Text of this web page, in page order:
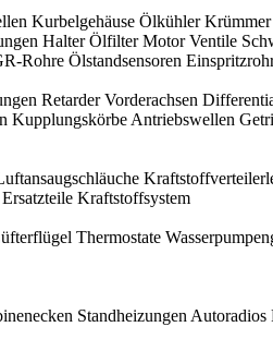
Kurbelgehäuse Ölkühler Krümmer
Halter Ölfilter Motor Ventile
Rohre Ölstandsensoren
Retarder Vorderachsen
Kupplungskörbe Antriebswellen
Kraftstoffsystem
Thermostate
Standheizungen Autoradios